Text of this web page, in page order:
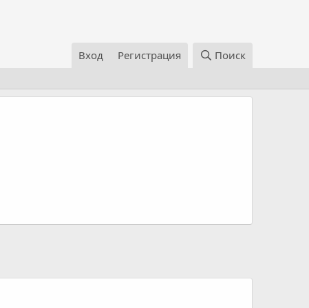
Вход Регистрация Поиск